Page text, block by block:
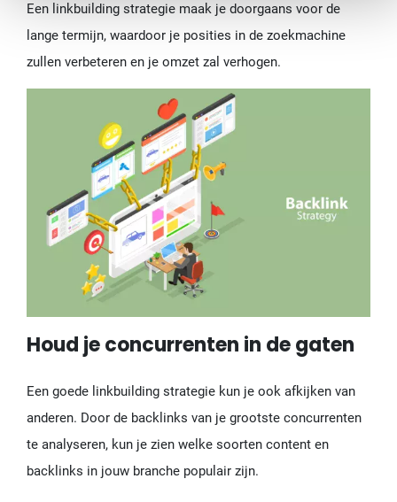
Een linkbuilding strategie maak je doorgaans voor de
lange termijn, waardoor je posities in de zoekmachine
zullen verbeteren en je omzet zal verhogen.
Houd je concurrenten in de gaten
Een goede linkbuilding strategie kun je ook afkijken van
anderen. Door de backlinks van je grootste concurrenten
te analyseren, kun je zien welke soorten content en
backlinks in jouw branche populair zijn.